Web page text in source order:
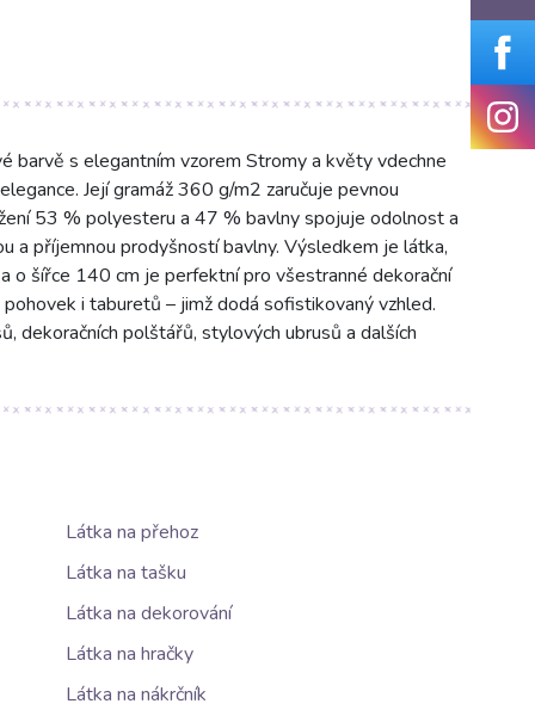
barvě s elegantním vzorem Stromy a květy vdechne
Její gramáž 360 g/m2 zaručuje pevnou
53 % polyesteru a 47 % bavlny spojuje odolnost a
a příjemnou prodyšností bavlny. Výsledkem je látka,
o šířce 140 cm je perfektní pro všestranné dekorační
i taburetů – jimž dodá sofistikovaný vzhled.
dekoračních polštářů, stylových ubrusů a dalších
Látka na přehoz
Látka na tašku
Látka na dekorování
Látka na hračky
Látka na nákrčník